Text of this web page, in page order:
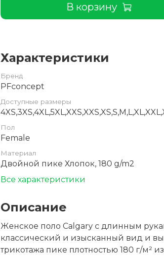
В корзину
Характеристики
Бренд
PFconcept
Доступные размеры
Пол
Female
Материал
Двойной пике Хлопок, 180 g/m2
Все характеристики
Описание
Женское поло Calgary с длинным
классический и изысканный вид и
трикотажа пике плотностью 180 г/м² из